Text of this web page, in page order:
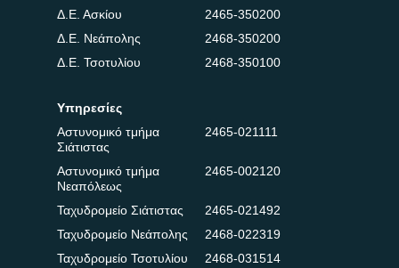
Δ.Ε. Ασκίου
2465-350200
Δ.Ε. Νεάπολης
2468-350200
Δ.Ε. Τσοτυλίου
2468-350100
Υπηρεσίες
Αστυνομικό τμήμα
Σιάτιστας
2465-021111
Αστυνομικό τμήμα
Νεαπόλεως
2465-002120
Ταχυδρομείο Σιάτιστας
2465-021492
Ταχυδρομείο Νεάπολης
2468-022319
Ταχυδρομείο Τσοτυλίου
2468-031514